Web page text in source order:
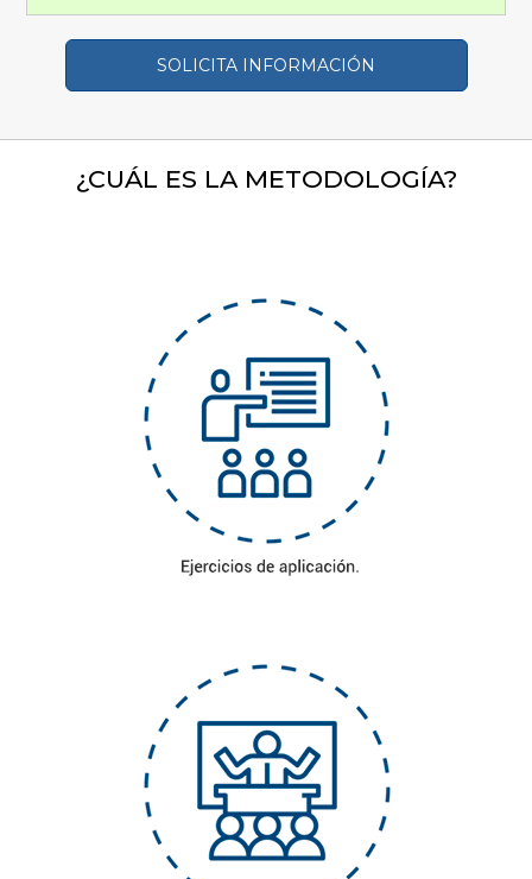
SOLICITA INFORMACIÓN
¿CUÁL ES LA METODOLOGÍA?